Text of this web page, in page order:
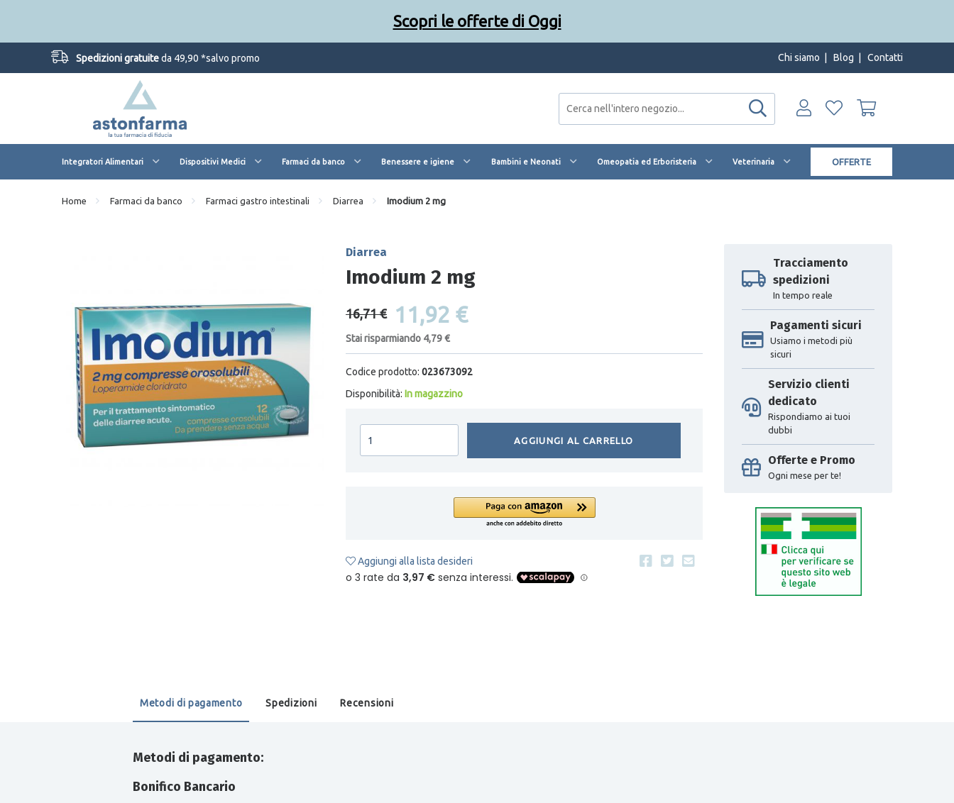
Spedizioni gratuiteda 49,90 *salvo promo Chi siamo Blog Contatti
Integratori Alimentari Dispositivi Medici Farmaci da banco Benessere e igiene Bambini e Neonati Omeopatia ed Erboristeria Veterinaria OFFERTE
Home Farmaci da banco Farmaci gastro intestinali Diarrea Imodium 2 mg
Diarrea
Imodium 2 mg
16,71 € 11,92 €
Stai risparmiando 4,79 €
Codice prodotto: 023673092
Disponibilità: In magazzino
AGGIUNGI AL CARRELLO
Aggiungi alla lista desideri
Tracciamento
spedizioni
In tempo reale
Pagamenti sicuri
Usiamo i metodi più
sicuri
Servizio clienti
dedicato
Rispondiamo ai tuoi
dubbi
Offerte e Promo
Ogni mese per te!
Metodi di pagamento Spedizioni Recensioni
Metodi di pagamento:
Bonifico Bancario
Scopri le offerte di Oggi